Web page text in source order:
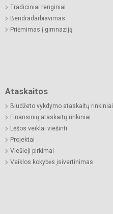
Tradiciniai renginiai
Bendradarbiavimas
Priėmimas į gimnaziją
Ataskaitos
Biudžeto vykdymo ataskaitų rinkiniai
Finansinių ataskaitų rinkiniai
Lėšos veiklai viešinti
Projektai
Viešieji pirkimai
Veiklos kokybės įsivertinimas